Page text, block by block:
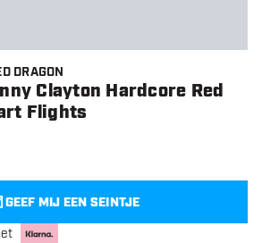
DRAGON
Clayton Hardcore Red
Flights
GEEF MIJ EEN SEINTJE